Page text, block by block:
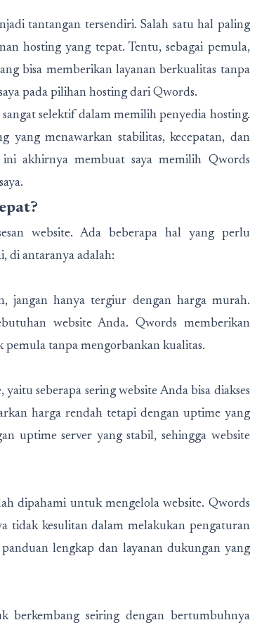
tantangan tersendiri. Salah satu hal paling
hosting yang tepat. Tentu, sebagai pemula,
bisa memberikan layanan berkualitas tanpa
pada pilihan hosting dari Qwords.
selektif dalam memilih penyedia hosting.
yang menawarkan stabilitas, kecepatan, dan
akhirnya membuat saya memilih Qwords
website. Ada beberapa hal yang perlu
di antaranya adalah:
jangan hanya tergiur dengan harga murah.
website Anda. Qwords memberikan
tanpa mengorbankan kualitas.
seberapa sering website Anda bisa diakses
harga rendah tetapi dengan uptime yang
uptime server yang stabil, sehingga website
dipahami untuk mengelola website. Qwords
tidak kesulitan dalam melakukan pengaturan
lengkap dan layanan dukungan yang
berkembang seiring dengan bertumbuhnya